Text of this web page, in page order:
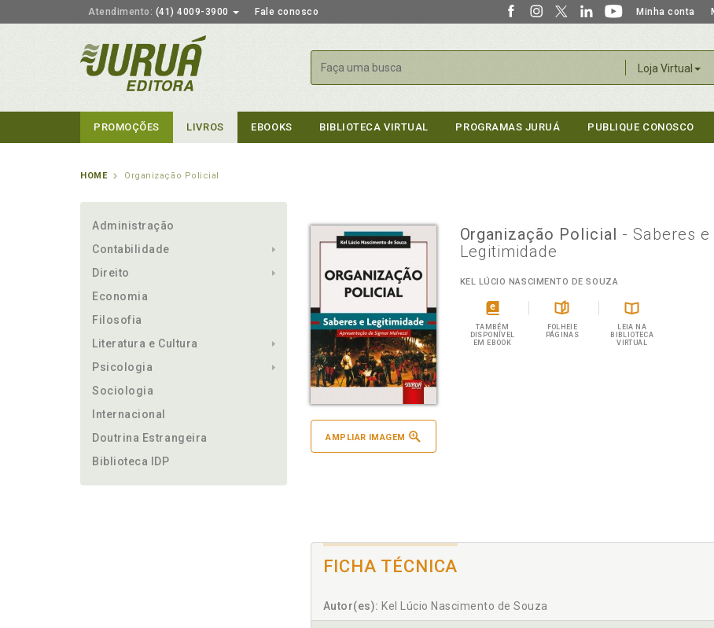
Atendimento: (41) 4009-3900 Fale conosco Minha conta
Loja Virtual
Buscar
PROMOÇÕES LIVROS EBOOKS BIBLIOTECA VIRTUAL PROGRAMAS JURUÁ PUBLIQUE CONOSCO
HOME Organização Policial
Administração
Contabilidade
Direito
Economia
Filosofia
Literatura e Cultura
Psicologia
Sociologia
Internacional
Doutrina Estrangeira
Biblioteca IDP
AMPLIAR IMAGEM
Organização Policial - Saberes e
Legitimidade
KEL LÚCIO NASCIMENTO DE SOUZA
TAMBÉM
DISPONÍVEL
EM EBOOK
FOLHEIE
PÁGINAS
LEIA NA
BIBLIOTECA
VIRTUAL
FICHA TÉCNICA
Autor(es): Kel Lúcio Nascimento de Souza